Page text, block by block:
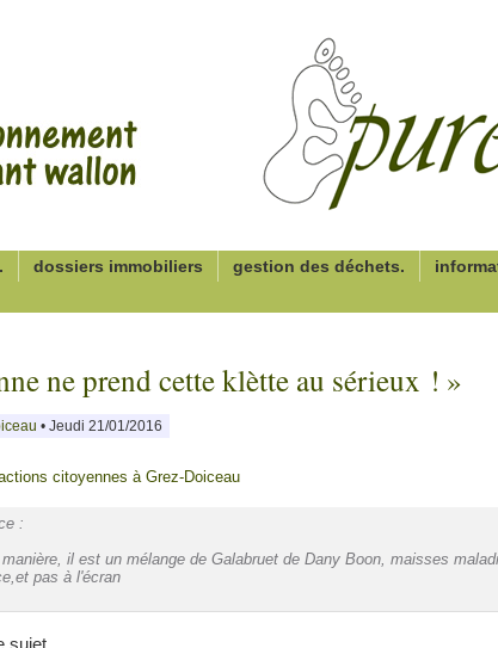
dossiers immobiliers gestion des déchets.
ne prend cette klètte au sérieux ! »
• Jeudi 21/01/2016
citoyennes à Grez-Doiceau
:
il est un mélange de Galabruet de Dany Boon, maisses
pas à l'écran
sujet